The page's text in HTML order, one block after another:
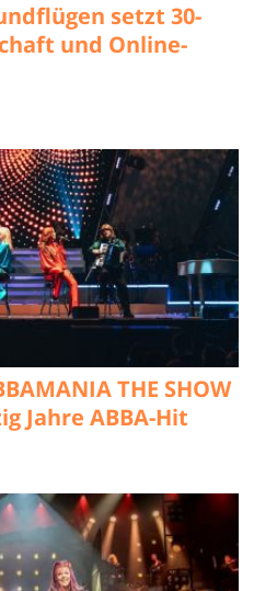
setzt 30-
und Online-
THE SHOW
Jahre ABBA-Hit